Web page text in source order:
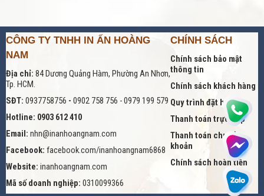
CÔNG TY TNHH IN ẤN HOÀNG
NAM
Địa chỉ: 84 Dương Quảng Hàm, Phường An Nhơn,
Tp. HCM.
SĐT: 0937758756 - 0902 758 756 - 0979 199 579
Hotline: 0903 612 410
Email: nhn@inanhoangnam.com
Facebook: facebook.com/inanhoangnam6868
Website: inanhoangnam.com
Mã số doanh nghiệp: 0310099366
CHÍNH SÁCH
Chính sách bảo mật
thông tin
Chính sách khách hàng
Quy trình đặt hàng
Thanh toán trực tiếp
Thanh toán chuyển
khoản
Chính sách hoàn tiền